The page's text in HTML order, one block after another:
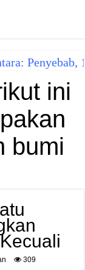
ini
bumi
309